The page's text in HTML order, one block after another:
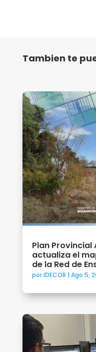
Tambien te
Plan
actualiza el
de la Red de
porIDECOR | Ago 5,